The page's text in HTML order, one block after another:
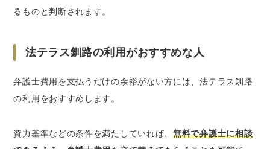
るものと判断されます。
法テラス釧路の利用がおすすめな人
弁護士費用を支払うだけの余裕がない方には、法テラス釧路
の利用をおすすめします。
資力基準などの条件を満たしていれば、無料で弁護士に相談